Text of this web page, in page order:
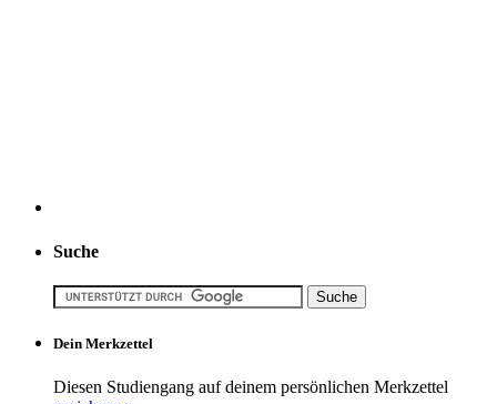
Suche
Dein Merkzettel
Diesen Studiengang auf deinem persönlichen Merkzettel